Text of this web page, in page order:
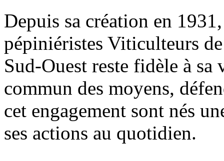
Depuis sa création en
pépiniéristes Viticulteurs
Sud-Ouest reste fidèle à
commun des moyens,
cet engagement sont nés
ses actions au quotidien.